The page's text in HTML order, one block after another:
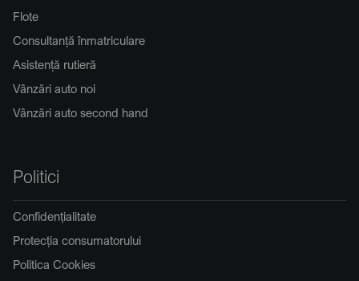
Flote
Consultanță înmatriculare
Asistență rutieră
Vânzări auto noi
Vânzări auto second hand
Politici
Confidențialitate
Protecția consumatorului
Politica Cookies